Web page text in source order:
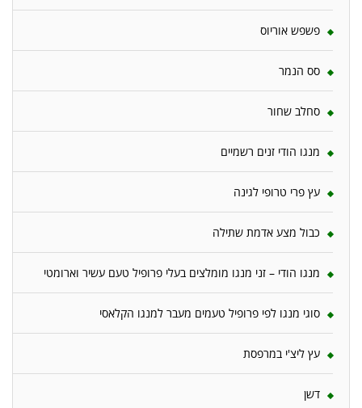
פשפש אוריוס
סס הנמר
סחלב שחור
מנגו הודי זנים רשמיים
עץ פרי טרופי לגינה
כבול מצע אדמת שתילה
מנגו הודי – זני מנגו מומלצים בעלי פרופיל טעם עשיר וארומטי
סוגי מנגו לפי פרופיל טעמים מעבר למנגו הקלאסי
עץ ליצ'י במרפסת
דשן